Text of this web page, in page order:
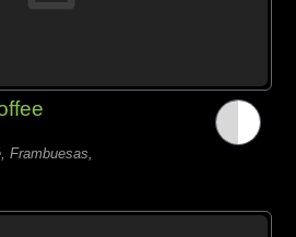
Frambuesas,